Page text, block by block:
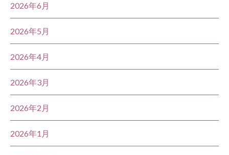
2026年6月
2026年5月
2026年4月
2026年3月
2026年2月
2026年1月